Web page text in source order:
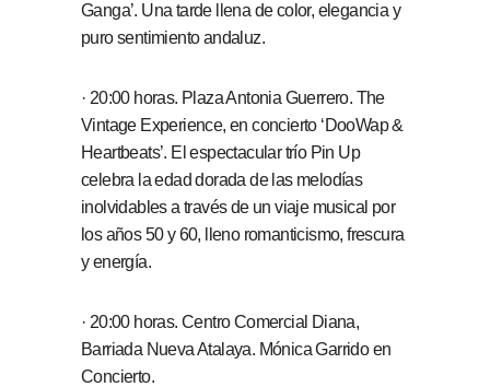
Ganga’. Una tarde llena de color, elegancia y
puro sentimiento andaluz.
· 20:00 horas. Plaza Antonia Guerrero. The
Vintage Experience, en concierto ‘DooWap &
Heartbeats’. El espectacular trío Pin Up
celebra la edad dorada de las melodías
inolvidables a través de un viaje musical por
los años 50 y 60, lleno romanticismo, frescura
y energía.
· 20:00 horas. Centro Comercial Diana,
Barriada Nueva Atalaya. Mónica Garrido en
Concierto.